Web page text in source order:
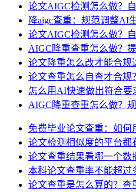
论文AIGC检测怎么做？
降aigc查重：规范调整AI
论文AIGC检测怎么做？
AIGC降重查重怎么做？
论文降重怎么改才能合规
论文查重怎么自查才合规
怎么用AI快速做出符合要
AIGC降重查重怎么做？
免费毕业论文查重：如何
论文检测相似度的平台都
论文查重结果看哪一个数
本科论文查重率不能超过
论文查重是怎么算的？查